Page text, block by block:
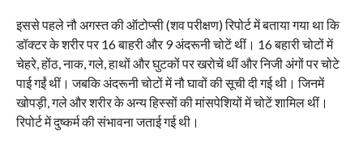
इससे पहले नौ अगस्त की ऑटोप्सी (शव परीक्षण) रिपोर्ट में बताया गया था कि
डॉक्टर के शरीर पर 16 बाहरी और 9 अंदरूनी चोटें थीं। 16 बहारी चोटों में
चेहरे, होंठ, नाक, गले, हाथों और घुटकों पर खरोचें थीं और निजी अंगों पर चोटे
पाई गईं थीं। जबकि अंदरूनी चोटों में नौ घावों की सूची दी गई थी। जिनमें
खोपड़ी, गले और शरीर के अन्य हिस्सों की मांसपेशियों में चोटें शामिल थीं।
रिपोर्ट में दुष्कर्म की संभावना जताई गई थी।